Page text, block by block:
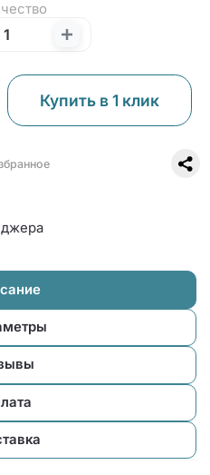
Купить в 1 клик